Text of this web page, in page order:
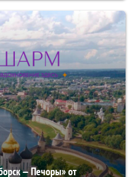
— Печоры» от